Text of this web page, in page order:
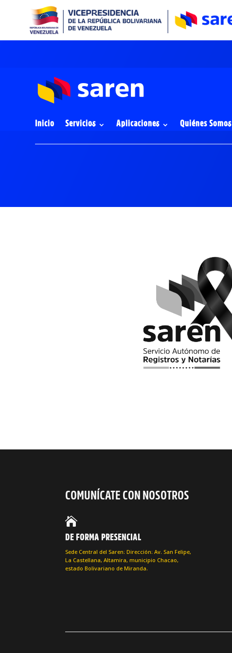
Inicio Servicios Aplicaciones Quiénes Somos
COMUNÍCATE CON NOSOTROS

DE FORMA PRESENCIAL
Sede Central del Saren: Dirección: Av. San Felipe,
La Castellana, Altamira, municipio Chacao,
estado Bolivariano de Miranda.